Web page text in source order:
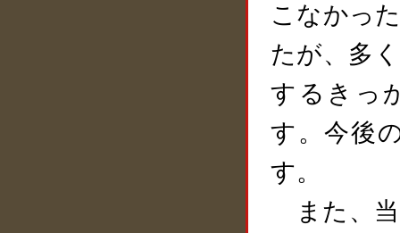
こなかっ
たが、多
するきっ
す。今後
す。
また、当